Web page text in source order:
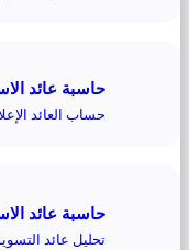
حاسبة عائد
حساب العائد
حاسبة عائد
تحليل عائد